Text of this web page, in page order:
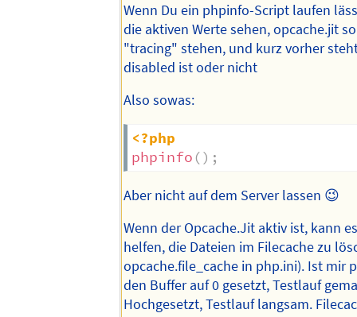
Wenn Du ein phpinfo-Script laufen
die aktiven Werte sehen, opcache.jit
"tracing" stehen, und kurz vorher
disabled ist oder nicht
Also sowas:
<?php
phpinfo () ;
Aber nicht auf dem Server lassen 😉
Wenn der Opcache.Jit aktiv ist, kann
helfen, die Dateien im Filecache zu
opcache.file_cache in php.ini). Ist mir
den Buffer auf 0 gesetzt, Testlauf
Hochgesetzt, Testlauf langsam.